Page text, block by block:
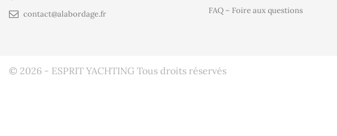
contact@alabordage.fr
FAQ – Foire aux questions
© 2026 - ESPRIT YACHTING Tous droits réservés